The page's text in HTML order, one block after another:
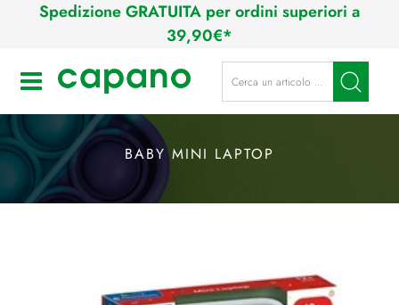
Spedizione GRATUITA per ordini superiori a
39,90€*
Open La modifica di un filtro
BABY MINI LAPTOP